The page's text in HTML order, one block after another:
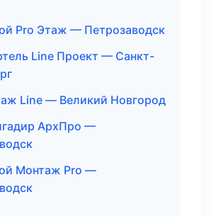
Pro Этаж — Петрозаводск
Line Проект — Санкт-
Line — Великий Новгород
АрхПро —
Монтаж Pro —